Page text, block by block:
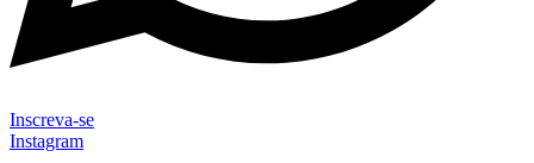
Inscreva-se
Instagram